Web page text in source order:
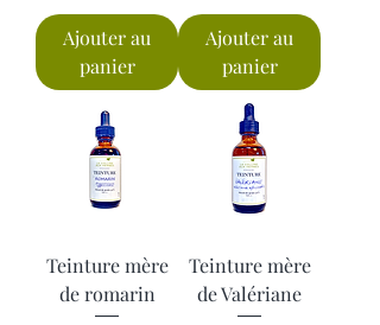
Ajouter au
panier
Ajouter au
panier
Teinture mère
de romarin
Teinture mère
de Valériane